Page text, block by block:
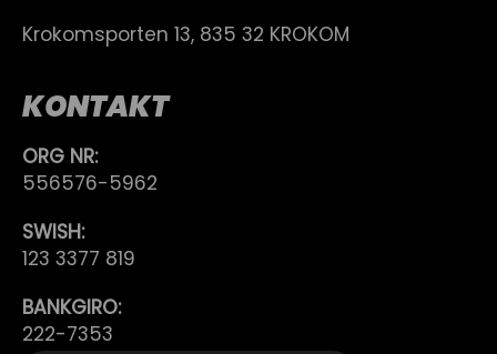
Krokomsporten 13, 835 32 KROKOM
KONTAKT
ORG NR:
556576-5962
SWISH:
123 3377 819
BANKGIRO:
222-7353